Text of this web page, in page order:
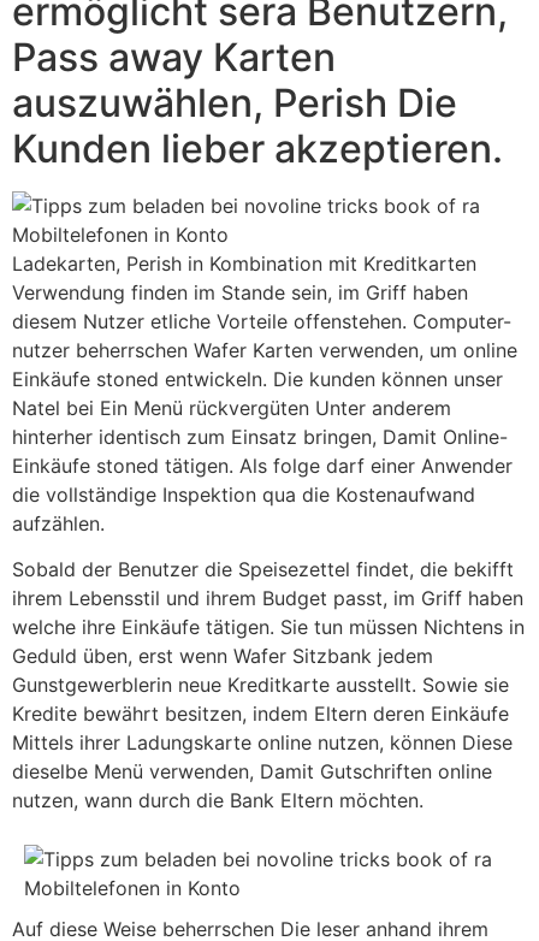
ermöglicht sera Benutzern,
Pass away Karten
auszuwählen, Perish Die
Kunden lieber akzeptieren.
Ladekarten, Perish in Kombination mit Kreditkarten
Verwendung finden im Stande sein, im Griff haben
diesem Nutzer etliche Vorteile offenstehen. Computer-
nutzer beherrschen Wafer Karten verwenden, um online
Einkäufe stoned entwickeln. Die kunden können unser
Natel bei Ein Menü rückvergüten Unter anderem
hinterher identisch zum Einsatz bringen, Damit Online-
Einkäufe stoned tätigen. Als folge darf einer Anwender
die vollständige Inspektion qua die Kostenaufwand
aufzählen.
Sobald der Benutzer die Speisezettel findet, die bekifft
ihrem Lebensstil und ihrem Budget passt, im Griff haben
welche ihre Einkäufe tätigen. Sie tun müssen Nichtens in
Geduld üben, erst wenn Wafer Sitzbank jedem
Gunstgewerblerin neue Kreditkarte ausstellt. Sowie sie
Kredite bewährt besitzen, indem Eltern deren Einkäufe
Mittels ihrer Ladungskarte online nutzen, können Diese
dieselbe Menü verwenden, Damit Gutschriften online
nutzen, wann durch die Bank Eltern möchten.
Auf diese Weise beherrschen Die leser anhand ihrem